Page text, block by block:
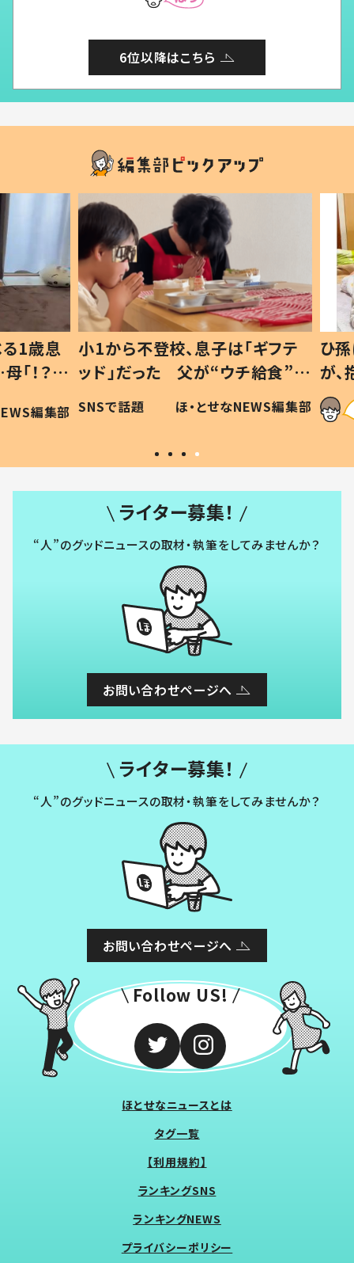
6位以降はこちら
歳息
？」
編集部
小1から不登校、息子は「ギフテ
ッド」だった 父が“ウチ給食”を
作り続ける理由とは #令和の親
#令和の子
SNSで話題 ほ・とせなNEWS編集部
ひ孫
が、抱
「涙が
い」
ライター募集！
“人”のグッドニュースの取材・執筆をしてみませんか？
お問い合わせページへ
ライター募集！
“人”のグッドニュースの取材・執筆をしてみませんか？
お問い合わせページへ
Follow US!
ほとせなニュースとは
タグ一覧
【利用規約】
ランキングSNS
ランキングNEWS
プライバシーポリシー